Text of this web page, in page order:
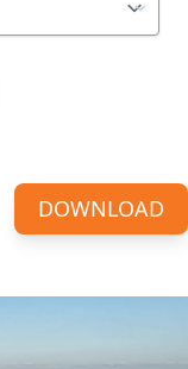
DOWNLOAD